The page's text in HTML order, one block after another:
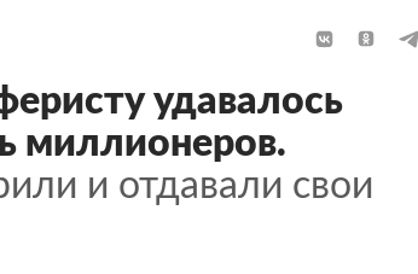
удавалось
миллионеров.
и отдавали свои